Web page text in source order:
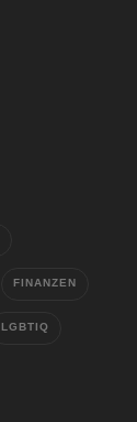
FINANZEN
LGBTIQ